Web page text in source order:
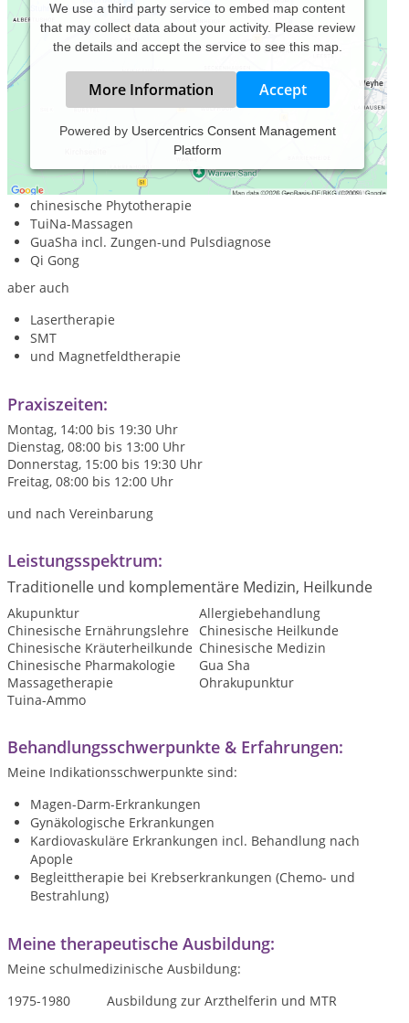
We use a third party service to embed map content
that may collect data about your activity. Please review
the details and accept the service to see this map.
More Information Accept
Powered by Usercentrics Consent Management
Platform
Praxis für Traditionelle Chinesische Medizin
Akupunktur (auch Ohrakupunktur)
chinesische Phytotherapie
TuiNa-Massagen
GuaSha incl. Zungen-und Pulsdiagnose
Qi Gong
aber auch
Lasertherapie
SMT
und Magnetfeldtherapie
Praxiszeiten:
Montag, 14:00 bis 19:30 Uhr
Dienstag, 08:00 bis 13:00 Uhr
Donnerstag, 15:00 bis 19:30 Uhr
Freitag, 08:00 bis 12:00 Uhr
und nach Vereinbarung
Leistungsspektrum:
Traditionelle und komplementäre Medizin, Heilkunde
Akupunktur
Allergiebehandlung
Chinesische Ernährungslehre
Chinesische Heilkunde
Chinesische Kräuterheilkunde Chinesische Medizin
Chinesische Pharmakologie
Gua Sha
Massagetherapie
Ohrakupunktur
Tuina-Ammo
Behandlungsschwerpunkte & Erfahrungen:
Meine Indikationsschwerpunkte sind:
Magen-Darm-Erkrankungen
Gynäkologische Erkrankungen
Kardiovaskuläre Erkrankungen incl. Behandlung nach
Apople
Begleittherapie bei Krebserkrankungen (Chemo- und
Bestrahlung)
Meine therapeutische Ausbildung:
Meine schulmedizinische Ausbildung:
1975-1980 Ausbildung zur Arzthelferin und MTR